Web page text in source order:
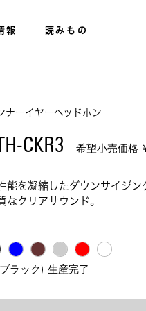
報 読みもの
ナーイヤーヘッドホン
CKR3 希望小売価格
能を凝縮したダウンサイジ
なクリアサウンド。
ラック)  生産完了